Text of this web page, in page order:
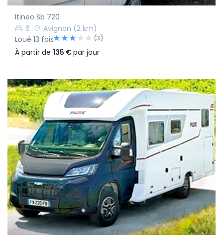
Itineo Sb 720
6
Avignon (2 km)
Loué 13 fois
(3)
À partir de 135 €par jour